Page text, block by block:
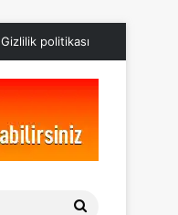
Gizlilik politikası
Arama